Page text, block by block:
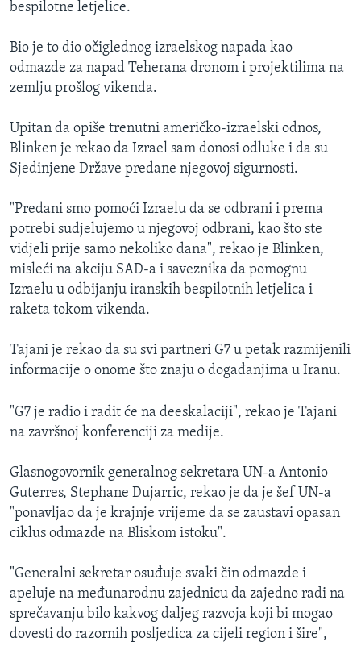
bespilotne letjelice.
Bio je to dio očiglednog izraelskog napada kao
odmazde za napad Teherana dronom i projektilima na
zemlju prošlog vikenda.
Upitan da opiše trenutni američko-izraelski odnos,
Blinken je rekao da Izrael sam donosi odluke i da su
Sjedinjene Države predane njegovoj sigurnosti.
"Predani smo pomoći Izraelu da se odbrani i prema
potrebi sudjelujemo u njegovoj odbrani, kao što ste
vidjeli prije samo nekoliko dana", rekao je Blinken,
misleći na akciju SAD-a i saveznika da pomognu
Izraelu u odbijanju iranskih bespilotnih letjelica i
raketa tokom vikenda.
Tajani je rekao da su svi partneri G7 u petak razmijenili
informacije o onome što znaju o događanjima u Iranu.
"G7 je radio i radit će na deeskalaciji", rekao je Tajani
na završnoj konferenciji za medije.
Glasnogovornik generalnog sekretara UN-a Antonio
Guterres, Stephane Dujarric, rekao je da je šef UN-a
"ponavljao da je krajnje vrijeme da se zaustavi opasan
ciklus odmazde na Bliskom istoku".
"Generalni sekretar osuđuje svaki čin odmazde i
apeluje na međunarodnu zajednicu da zajedno radi na
sprečavanju bilo kakvog daljeg razvoja koji bi mogao
dovesti do razornih posljedica za cijeli region i šire",